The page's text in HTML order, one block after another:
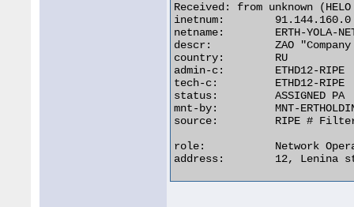
Received: from unknown
inetnum:
netname:        ERTH-YOLA-
descr:          ZAO
country:        RU
admin-c:        ETHD12-RIPE
tech-c:         ETHD12-RIPE
status:         ASSIGNED PA
mnt-by:         MNT-
source:         RIPE #
role:           Network
address:        12, Lenina